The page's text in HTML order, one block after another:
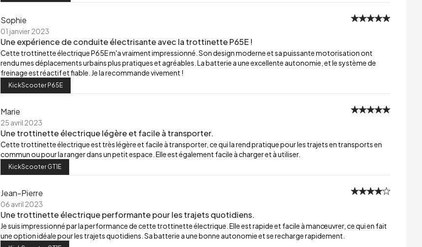
Sophie
01 janvier 2023
Une expérience de conduite électrisante avec la trottinette P65E !
Cette trottinette électrique P65E m'a vraiment impressionné. Son design moderne et sa puissante motorisation ont
rendu mes déplacements urbains plus pratiques et agréables. La batterie a une excellente autonomie, et le système de
freinage est réactif et fiable. Je la recommande vivement !
KickScooter P65E
Marie
25 avril 2023
Une trottinette électrique légère et facile à transporter.
Cette trottinette électrique est très légère et facile à transporter, ce qui la rend pratique pour les trajets en transports en
commun ou pour la ranger dans un petit espace. Elle est également facile à charger et à utiliser.
KickScooter GT1E
Jean-Pierre
06 avril 2023
Une trottinette électrique performante pour les trajets quotidiens.
Je suis impressionné par la performance de cette trottinette électrique. Elle est rapide et facile à manœuvrer, ce qui en fait
une option idéale pour les trajets quotidiens. Sa batterie a une bonne autonomie et se recharge rapidement.